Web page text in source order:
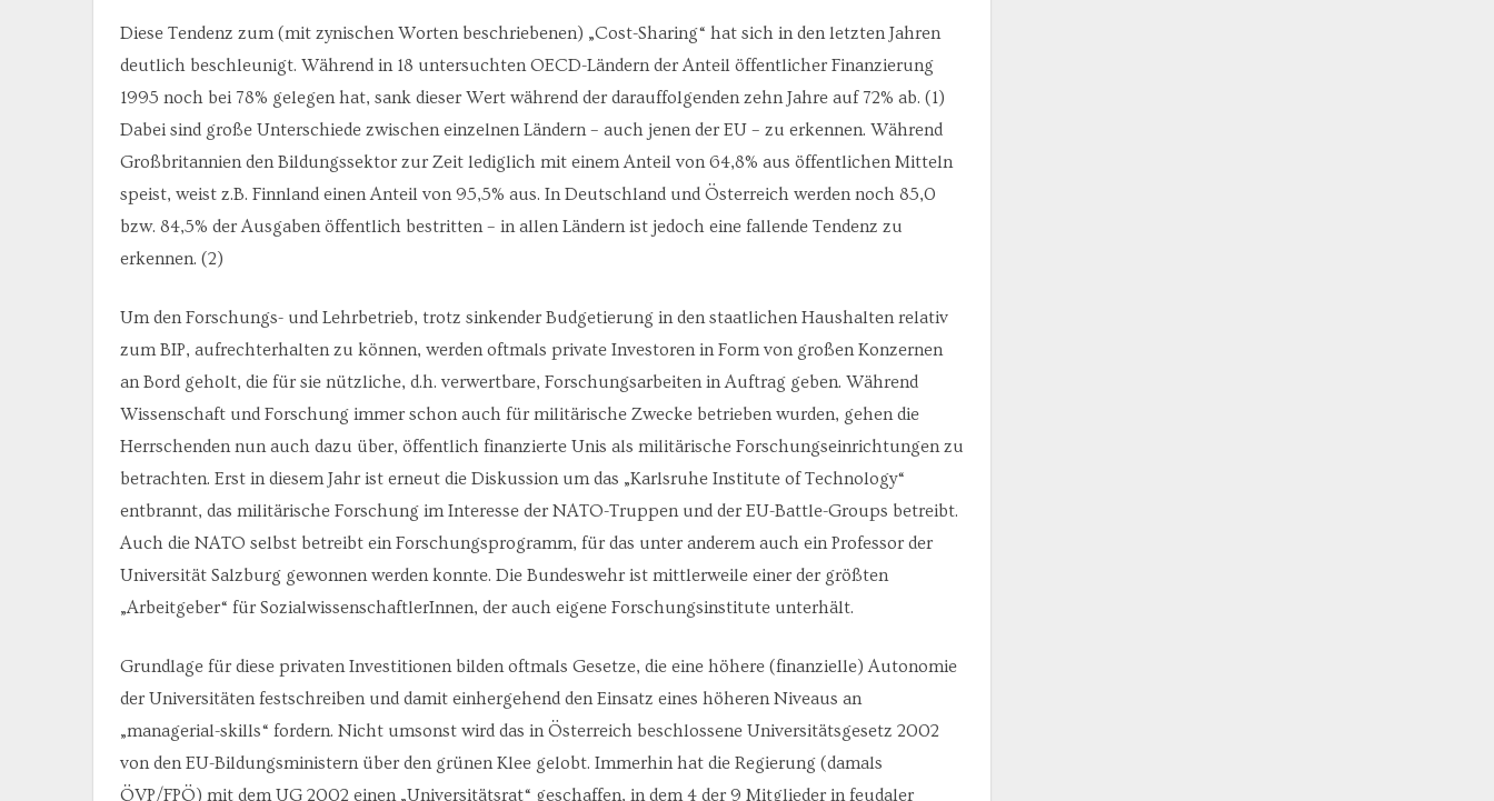
Diese Tendenz zum (mit zynischen Worten beschriebenen) „Cost-Sharing“ hat sich in den letzten Jahren
deutlich beschleunigt. Während in 18 untersuchten OECD-Ländern der Anteil öffentlicher Finanzierung
1995 noch bei 78% gelegen hat, sank dieser Wert während der darauffolgenden zehn Jahre auf 72% ab. (1)
Dabei sind große Unterschiede zwischen einzelnen Ländern – auch jenen der EU – zu erkennen. Während
Großbritannien den Bildungssektor zur Zeit lediglich mit einem Anteil von 64,8% aus öffentlichen Mitteln
speist, weist z.B. Finnland einen Anteil von 95,5% aus. In Deutschland und Österreich werden noch 85,0
bzw. 84,5% der Ausgaben öffentlich bestritten – in allen Ländern ist jedoch eine fallende Tendenz zu
erkennen. (2)
Um den Forschungs- und Lehrbetrieb, trotz sinkender Budgetierung in den staatlichen Haushalten relativ
zum BIP, aufrechterhalten zu können, werden oftmals private Investoren in Form von großen Konzernen
an Bord geholt, die für sie nützliche, d.h. verwertbare, Forschungsarbeiten in Auftrag geben. Während
Wissenschaft und Forschung immer schon auch für militärische Zwecke betrieben wurden, gehen die
Herrschenden nun auch dazu über, öffentlich finanzierte Unis als militärische Forschungseinrichtungen zu
betrachten. Erst in diesem Jahr ist erneut die Diskussion um das „Karlsruhe Institute of Technology“
entbrannt, das militärische Forschung im Interesse der NATO-Truppen und der EU-Battle-Groups betreibt.
Auch die NATO selbst betreibt ein Forschungsprogramm, für das unter anderem auch ein Professor der
Universität Salzburg gewonnen werden konnte. Die Bundeswehr ist mittlerweile einer der größten
„Arbeitgeber“ für SozialwissenschaftlerInnen, der auch eigene Forschungsinstitute unterhält.
Grundlage für diese privaten Investitionen bilden oftmals Gesetze, die eine höhere (finanzielle) Autonomie
der Universitäten festschreiben und damit einhergehend den Einsatz eines höheren Niveaus an
„managerial-skills“ fordern. Nicht umsonst wird das in Österreich beschlossene Universitätsgesetz 2002
von den EU-Bildungsministern über den grünen Klee gelobt. Immerhin hat die Regierung (damals
ÖVP/FPÖ) mit dem UG 2002 einen „Universitätsrat“ geschaffen, in dem 4 der 9 Mitglieder in feudaler